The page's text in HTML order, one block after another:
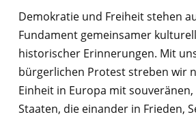
Demokratie und Freiheit stehen
Fundament gemeinsamer
historischer Erinnerungen. Mit
bürgerlichen Protest streben wir
Einheit in Europa mit
Staaten, die einander in Frieden,